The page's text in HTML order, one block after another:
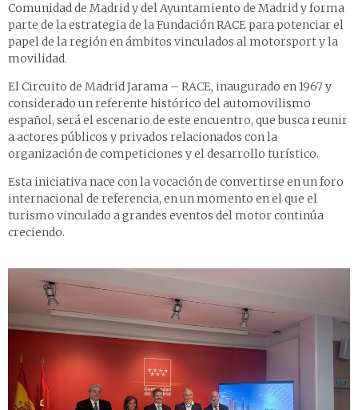
Comunidad de Madrid y del Ayuntamiento de Madrid y forma
parte de la estrategia de la Fundación RACE para potenciar el
papel de la región en ámbitos vinculados al motorsport y la
movilidad.
El Circuito de Madrid Jarama – RACE, inaugurado en 1967 y
considerado un referente histórico del automovilismo
español, será el escenario de este encuentro, que busca reunir
a actores públicos y privados relacionados con la
organización de competiciones y el desarrollo turístico.
Esta iniciativa nace con la vocación de convertirse en un foro
internacional de referencia, en un momento en el que el
turismo vinculado a grandes eventos del motor continúa
creciendo.